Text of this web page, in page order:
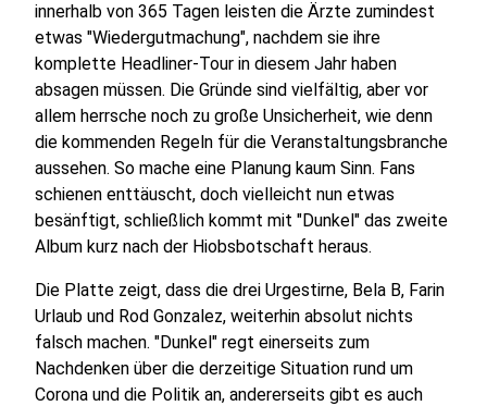
innerhalb von 365 Tagen leisten die Ärzte zumindest
etwas "Wiedergutmachung", nachdem sie ihre
komplette Headliner-Tour in diesem Jahr haben
absagen müssen. Die Gründe sind vielfältig, aber vor
allem herrsche noch zu große Unsicherheit, wie denn
die kommenden Regeln für die Veranstaltungsbranche
aussehen. So mache eine Planung kaum Sinn. Fans
schienen enttäuscht, doch vielleicht nun etwas
besänftigt, schließlich kommt mit "Dunkel" das zweite
Album kurz nach der Hiobsbotschaft heraus.
Die Platte zeigt, dass die drei Urgestirne, Bela B, Farin
Urlaub und Rod Gonzalez, weiterhin absolut nichts
falsch machen. "Dunkel" regt einerseits zum
Nachdenken über die derzeitige Situation rund um
Corona und die Politik an, andererseits gibt es auch